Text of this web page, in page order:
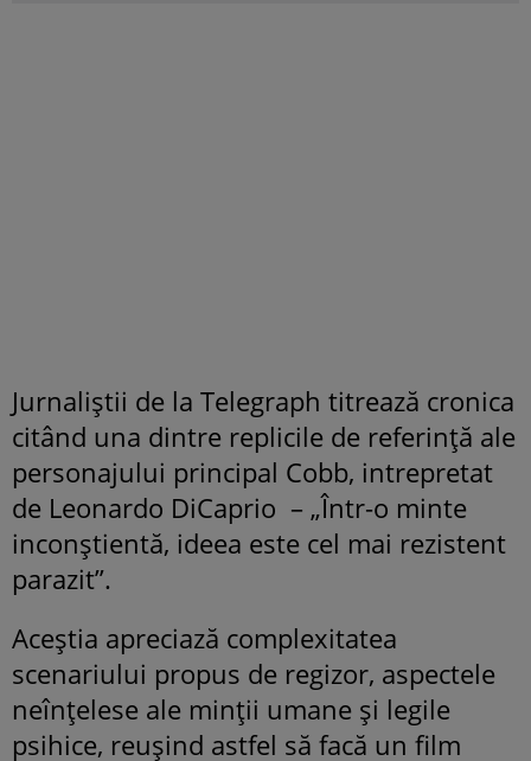
Jurnaliştii de la Telegraph titrează cronica
citând una dintre replicile de referinţă ale
personajului principal Cobb, intrepretat
de Leonardo DiCaprio – „Într-o minte
inconştientă, ideea este cel mai rezistent
parazit”.
Aceştia apreciază complexitatea
scenariului propus de regizor, aspectele
neînţelese ale minţii umane şi legile
psihice, reuşind astfel să facă un film